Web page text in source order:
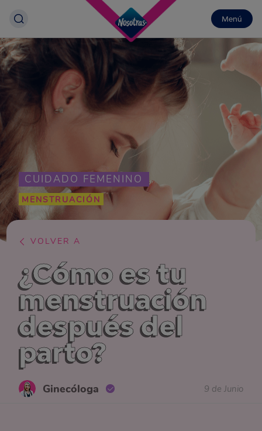
Menú
CUIDADO FEMENINO
MENSTRUACIÓN
VOLVER A
¿Cómo es tu
menstruación
después del
parto?
Ginecóloga 9 de Junio